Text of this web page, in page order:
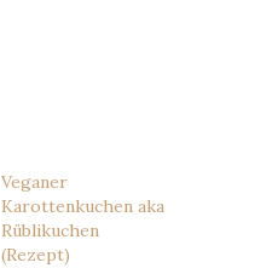
Veganer
Karottenkuchen aka
Rüblikuchen
(Rezept)